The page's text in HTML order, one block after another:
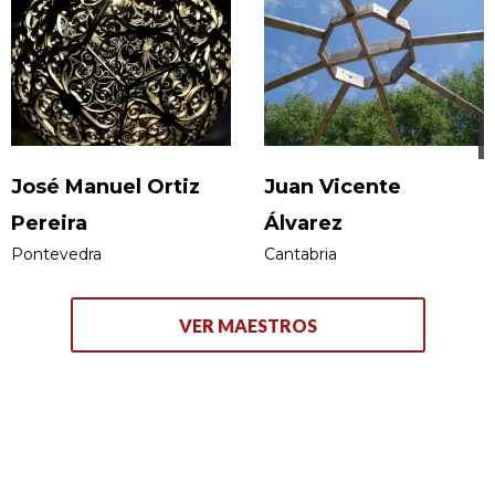
José Manuel Ortiz
Pereira
Pontevedra
Juan Vicente
Álvarez
Cantabria
VER MAESTROS